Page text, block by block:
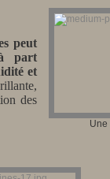
Une
peut
part
et
des